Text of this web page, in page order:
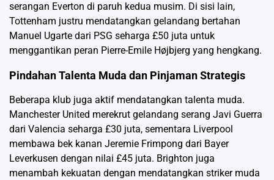
serangan Everton di paruh kedua musim. Di sisi lain,
Tottenham justru mendatangkan gelandang bertahan
Manuel Ugarte dari PSG seharga £50 juta untuk
menggantikan peran Pierre-Emile Højbjerg yang hengkang.
Pindahan Talenta Muda dan Pinjaman Strategis
Beberapa klub juga aktif mendatangkan talenta muda.
Manchester United merekrut gelandang serang Javi Guerra
dari Valencia seharga £30 juta, sementara Liverpool
membawa bek kanan Jeremie Frimpong dari Bayer
Leverkusen dengan nilai £45 juta. Brighton juga
menambah kekuatan dengan mendatangkan striker muda